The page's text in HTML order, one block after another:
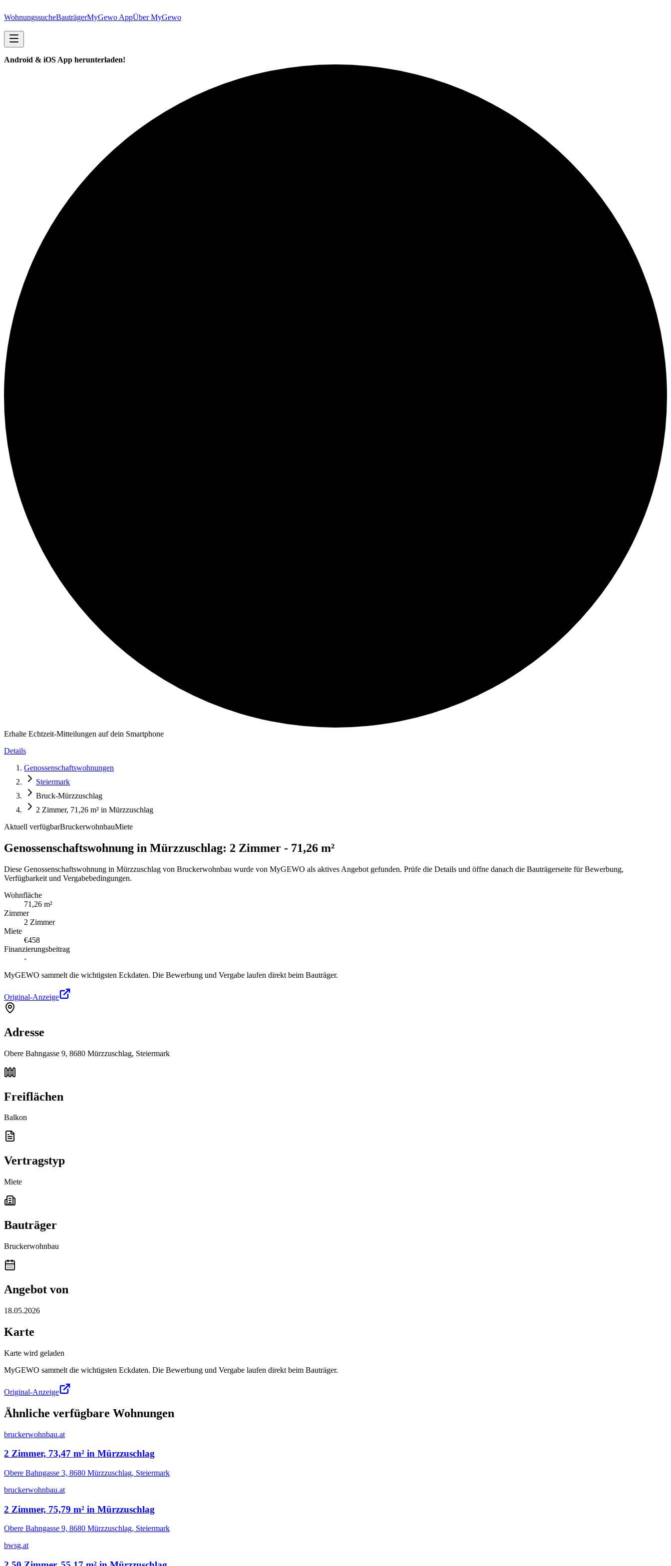
WohnungssucheBauträgerMyGewo AppÜber MyGewo
Android & iOS App herunterladen!
Erhalte Echtzeit-Mitteilungen auf dein Smartphone
Details
Genossenschaftswohnungen
Steiermark
Bruck-Mürzzuschlag
2 Zimmer, 71,26 m² in Mürzzuschlag
Aktuell verfügbarBruckerwohnbauMiete
Genossenschaftswohnung in Mürzzuschlag: 2 Zimmer - 71,26 m²
Diese Genossenschaftswohnung in Mürzzuschlag von Bruckerwohnbau wurde von MyGEWO als aktives Angebot gefunden. Prüfe die Details und öffne danach die Bauträgerseite für Bewerbung,
Verfügbarkeit und Vergabebedingungen.
Wohnfläche
71,26 m²
Zimmer
2 Zimmer
Miete
€458
Finanzierungsbeitrag
-
MyGEWO sammelt die wichtigsten Eckdaten. Die Bewerbung und Vergabe laufen direkt beim Bauträger.
Original-Anzeige
Adresse
Obere Bahngasse 9, 8680 Mürzzuschlag, Steiermark
Freiflächen
Balkon
Vertragstyp
Miete
Bauträger
Bruckerwohnbau
Angebot von
18.05.2026
Karte
Karte wird geladen
MyGEWO sammelt die wichtigsten Eckdaten. Die Bewerbung und Vergabe laufen direkt beim Bauträger.
Original-Anzeige
Ähnliche verfügbare Wohnungen
bruckerwohnbau.at
2 Zimmer, 73,47 m² in Mürzzuschlag
Obere Bahngasse 3, 8680 Mürzzuschlag, Steiermark
bruckerwohnbau.at
2 Zimmer, 75,79 m² in Mürzzuschlag
Obere Bahngasse 9, 8680 Mürzzuschlag, Steiermark
bwsg.at